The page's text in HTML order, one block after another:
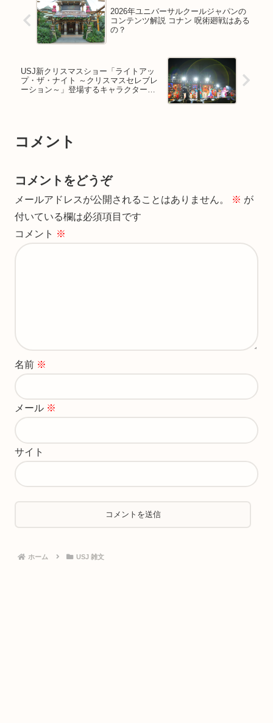
2026年ユニバーサルクールジャパンの
コンテンツ解説 コナン 呪術廻戦はある
の？
USJ新クリスマスショー「ライトアッ
プ・ザ・ナイト ～クリスマスセレブレ
ーション～」登場するキャラクター
コメント
コメントをどうぞ
メールアドレスが公開されることはありません。 ※ が
付いている欄は必須項目です
コメント ※
名前 ※
メール ※
サイト
ホーム USJ 雑文